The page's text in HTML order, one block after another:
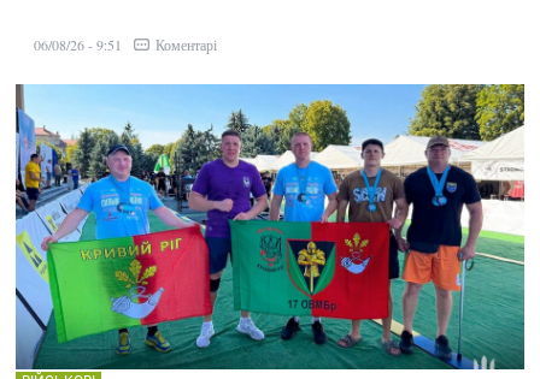
06/08/26 - 9:51 Коментарі